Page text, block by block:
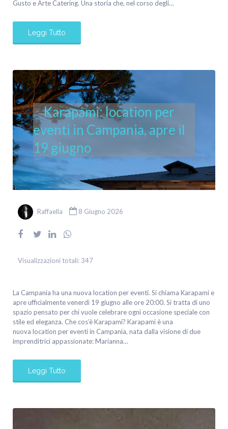
Gusto e Arte Catering. Una storia che, nel corso degli…
Leggi Tutto
Karapami: location per
eventi in Campania, apre il
19 giugno
Raffaella 8 Giugno 2026
Visualizzazioni totali: 347
La Campania ha una nuova location per eventi. Si chiama Karapami e
apre ufficialmente venerdì 19 giugno alle ore 20:00. Si tratta di uno
spazio pensato per chi vuole celebrare ogni occasione speciale con
stile ed eleganza. Che cos’è Karapami? Karapami è una
nuova location per eventi in Campania, nata dalla visione di due
imprenditrici appassionate: Marianna…
Leggi Tutto